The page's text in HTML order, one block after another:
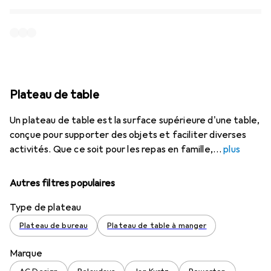
Plateau de table
Un plateau de table est la surface supérieure d'une table,
conçue pour supporter des objets et faciliter diverses
activités. Que ce soit pour les repas en famille,
plus
Autres filtres populaires
Type de plateau
Plateau de bureau Plateau de table à manger
Marque